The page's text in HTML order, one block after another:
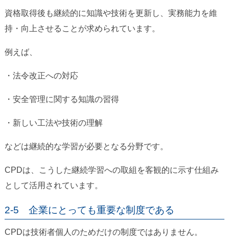
資格取得後も継続的に知識や技術を更新し、実務能力を維
持・向上させることが求められています。
例えば、
・法令改正への対応
・安全管理に関する知識の習得
・新しい工法や技術の理解
などは継続的な学習が必要となる分野です。
CPDは、こうした継続学習への取組を客観的に示す仕組み
として活用されています。
2-5 企業にとっても重要な制度である
CPDは技術者個人のためだけの制度ではありません。